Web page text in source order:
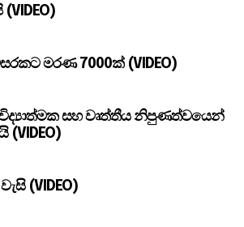
මරණ 7000ක් (VIDEO)
සහ වෘත්තීය නිපුණත්වයෙන්
(VIDEO)